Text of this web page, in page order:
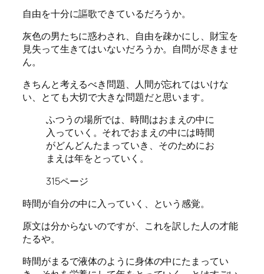
自由を十分に謳歌できているだろうか。
灰色の男たちに惑わされ、自由を疎かにし、財宝を
見失って生きてはいないだろうか。自問が尽きませ
ん。
きちんと考えるべき問題、人間が忘れてはいけな
い、とても大切で大きな問題だと思います。
ふつうの場所では、時間はおまえの中に
入っていく。それでおまえの中には時間
がどんどんたまっていき、そのためにお
まえは年をとっていく。
315ページ
時間が自分の中に入っていく、という感覚。
原文は分からないのですが、これを訳した人の才能
たるや。
時間がまるで液体のように身体の中にたまってい